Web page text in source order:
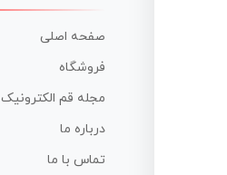
صفحه اصلی
فروشگاه
مجله قم الکترونیک
درباره ما
تماس با ما